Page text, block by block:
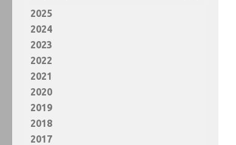
2025
2024
2023
2022
2021
2020
2019
2018
2017